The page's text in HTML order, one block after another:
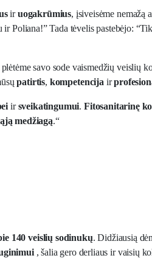
iruogakrūmius, įsiveisėme nemažą
Poliana!” Tada tėvelis pastebėjo:
savo sode vaismedžių veislių
patirtis, kompetencija ir
irsveikatingumui. Fitosanitarinę
medžiagą.“
140 veislių sodinukų. Didžiausią
, šalia gero derliaus ir vaisių